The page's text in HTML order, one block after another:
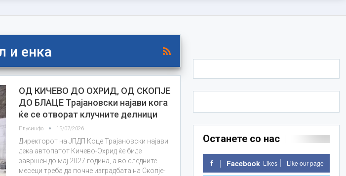
и енка
ОД КИЧЕВО ДО ОХРИД, ОД СКОПЈЕ
ДО БЛАЦЕ Трајановски најави кога
ќе се отворат клучните делници
Плусинфо 15/07/2026
Директорот на ЈПДП Коце Трајановски најави
дека автопатот Кичево-Охрид ќе биде
завршен до мај 2027 година, а во следните
месеци треба да почне изградбата на Скопје-
Останете со нас
Facebook Likes Like our page